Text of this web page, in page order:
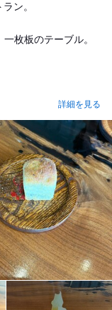
ン。
枚板のテーブル。
詳細を見る